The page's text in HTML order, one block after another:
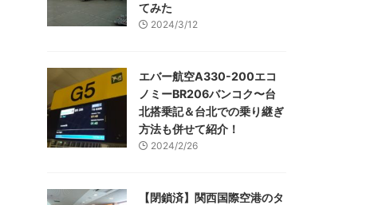
てみた
2024/3/12
エバー航空A330-200エコ
ノミーBR206バンコク〜台
北搭乗記＆台北での乗り継ぎ
方法も併せて紹介！
2024/2/26
【閉鎖済】関西国際空港のタ